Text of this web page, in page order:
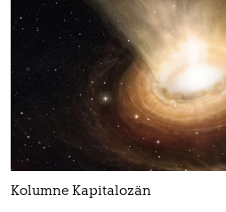
Kolumne Kapitalozän